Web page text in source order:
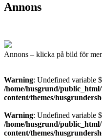
Annons
Annons – klicka på bild för
Warning: Undefined variable
/home/husgrund/
content/themes/
Warning: Undefined variable
/home/husgrund/
content/themes/